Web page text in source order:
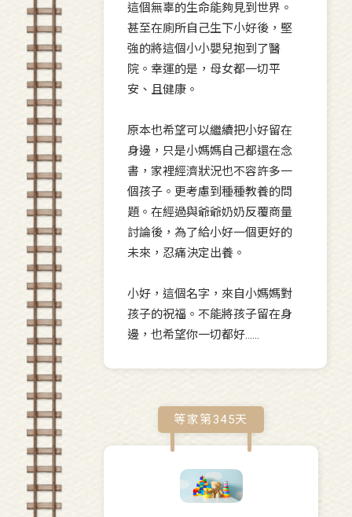
這個無辜的生命能夠見到世界。
甚至在廁所自己生下小好後，堅
強的將這個小小嬰兒抱到了醫
院。幸運的是，母女都一切平
安、且健康。
原本也希望可以繼續把小好留在
身邊，只是小媽媽自己都還在念
書，家裡經濟狀況也不容許多一
個孩子。更考慮到種種教養的問
題。在經過與爺爺奶奶反覆商量
討論後，為了給小好一個更好的
未來，忍痛決定出養。
小好，這個名字，來自小媽媽對
孩子的祝福。不能將孩子留在身
邊，也希望你一切都好……
等家第345天